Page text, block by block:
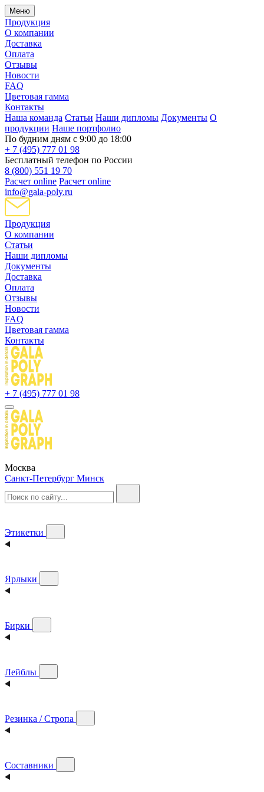
Меню
Продукция
О компании
Доставка
Оплата
Отзывы
Новости
FAQ
Цветовая гамма
Контакты
Наша команда Статьи Наши дипломы Документы О
продукции Наше портфолио
По будним дням с 9:00 до 18:00
+ 7 (495) 777 01 98
Бесплатный телефон по России
8 (800) 551 19 70
Расчет online Расчет online
info@gala-poly.ru
Продукция
О компании
Статьи
Наши дипломы
Документы
Доставка
Оплата
Отзывы
Новости
FAQ
Цветовая гамма
Контакты
+ 7 (495) 777 01 98
Москва
Санкт-Петербург Минск
Этикетки
Ярлыки
Бирки
Лейблы
Резинка / Стропа
Составники